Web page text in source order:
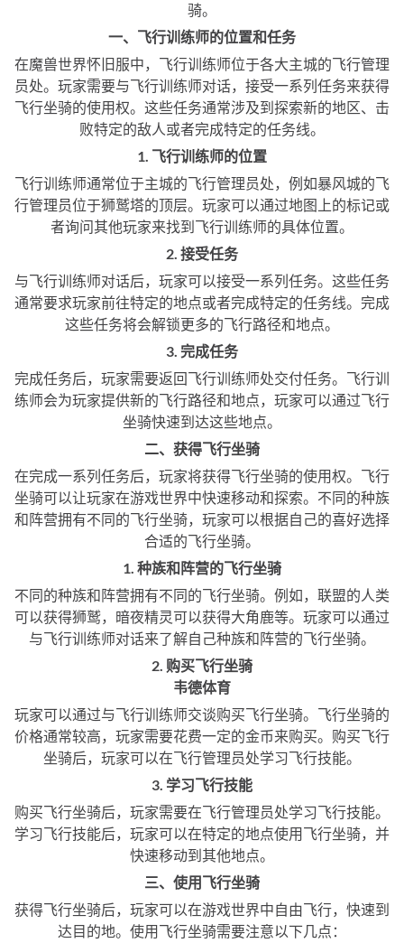
骑。
一、飞行训练师的位置和任务
在魔兽世界怀旧服中，飞行训练师位于各大主城的飞行管理
员处。玩家需要与飞行训练师对话，接受一系列任务来获得
飞行坐骑的使用权。这些任务通常涉及到探索新的地区、击
败特定的敌人或者完成特定的任务线。
1. 飞行训练师的位置
飞行训练师通常位于主城的飞行管理员处，例如暴风城的飞
行管理员位于狮鹫塔的顶层。玩家可以通过地图上的标记或
者询问其他玩家来找到飞行训练师的具体位置。
2. 接受任务
与飞行训练师对话后，玩家可以接受一系列任务。这些任务
通常要求玩家前往特定的地点或者完成特定的任务线。完成
这些任务将会解锁更多的飞行路径和地点。
3. 完成任务
完成任务后，玩家需要返回飞行训练师处交付任务。飞行训
练师会为玩家提供新的飞行路径和地点，玩家可以通过飞行
坐骑快速到达这些地点。
二、获得飞行坐骑
在完成一系列任务后，玩家将获得飞行坐骑的使用权。飞行
坐骑可以让玩家在游戏世界中快速移动和探索。不同的种族
和阵营拥有不同的飞行坐骑，玩家可以根据自己的喜好选择
合适的飞行坐骑。
1. 种族和阵营的飞行坐骑
不同的种族和阵营拥有不同的飞行坐骑。例如，联盟的人类
可以获得狮鹫，暗夜精灵可以获得大角鹿等。玩家可以通过
与飞行训练师对话来了解自己种族和阵营的飞行坐骑。
2. 购买飞行坐骑
韦德体育
玩家可以通过与飞行训练师交谈购买飞行坐骑。飞行坐骑的
价格通常较高，玩家需要花费一定的金币来购买。购买飞行
坐骑后，玩家可以在飞行管理员处学习飞行技能。
3. 学习飞行技能
购买飞行坐骑后，玩家需要在飞行管理员处学习飞行技能。
学习飞行技能后，玩家可以在特定的地点使用飞行坐骑，并
快速移动到其他地点。
三、使用飞行坐骑
获得飞行坐骑后，玩家可以在游戏世界中自由飞行，快速到
达目的地。使用飞行坐骑需要注意以下几点：